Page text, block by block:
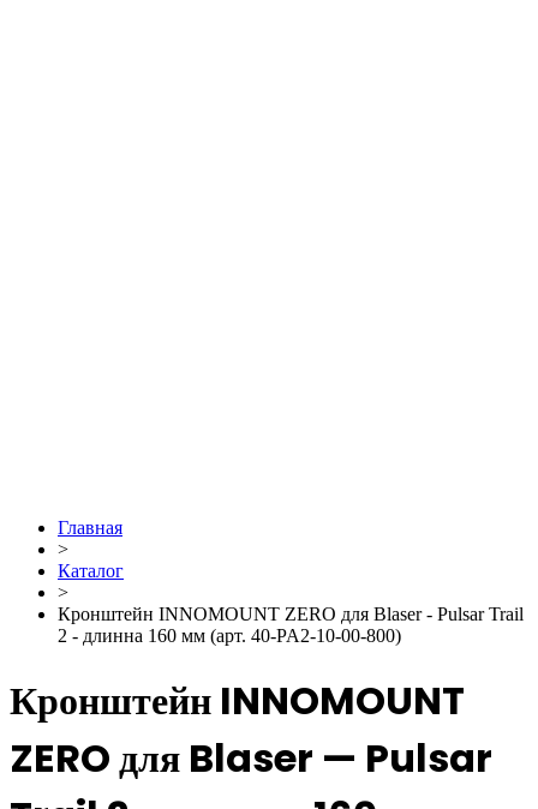
Главная
>
Каталог
>
Кронштейн INNOMOUNT ZERO для Blaser - Pulsar Trail
2 - длинна 160 мм (арт. 40-PA2-10-00-800)
Кронштейн INNOMOUNT
ZERO для Blaser — Pulsar